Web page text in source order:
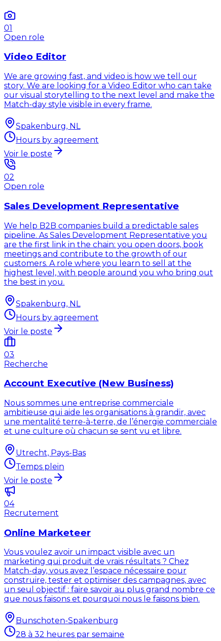
01
Open role
Video Editor
We are growing fast, and video is how we tell our
story. We are looking for a Video Editor who can take
our visual storytelling to the next level and make the
Match-day style visible in every frame.
Spakenburg, NL
Hours by agreement
Voir le poste
02
Open role
Sales Development Representative
We help B2B companies build a predictable sales
pipeline. As Sales Development Representative you
are the first link in the chain: you open doors, book
meetings and contribute to the growth of our
customers. A role where you learn to sell at the
highest level, with people around you who bring out
the best in you.
Spakenburg, NL
Hours by agreement
Voir le poste
03
Recherche
Account Executive (New Business)
Nous sommes une entreprise commerciale
ambitieuse qui aide les organisations à grandir, avec
une mentalité terre-à-terre, de l’énergie commerciale
et une culture où chacun se sent vu et libre.
Utrecht, Pays-Bas
Temps plein
Voir le poste
04
Recrutement
Online Marketeer
Vous voulez avoir un impact visible avec un
marketing qui produit de vrais résultats ? Chez
Match-day, vous avez l’espace nécessaire pour
construire, tester et optimiser des campagnes, avec
un seul objectif : faire savoir au plus grand nombre ce
que nous faisons et pourquoi nous le faisons bien.
Bunschoten-Spakenburg
28 à 32 heures par semaine